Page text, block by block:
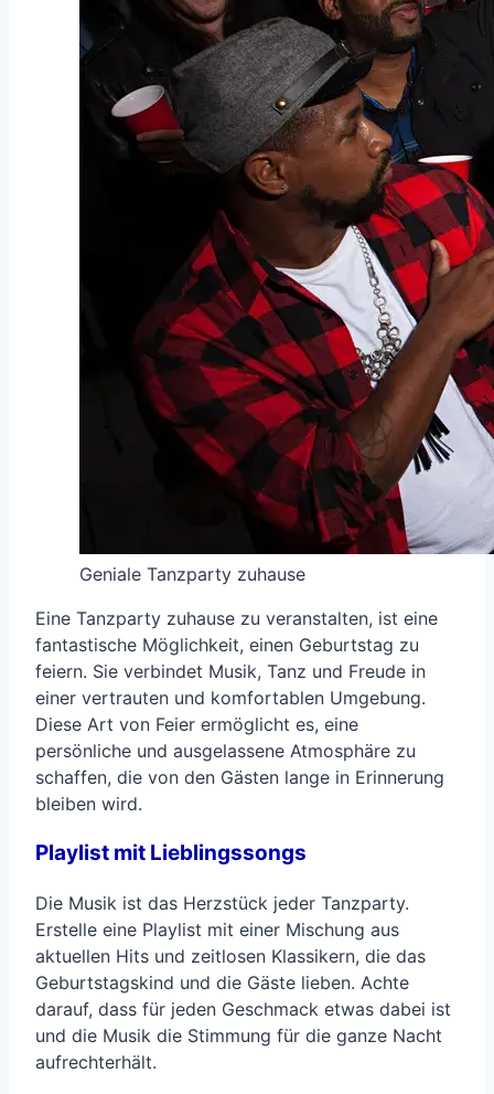
Geniale Tanzparty zuhause
Eine Tanzparty zuhause zu veranstalten, ist eine
fantastische Möglichkeit, einen Geburtstag zu
feiern. Sie verbindet Musik, Tanz und Freude in
einer vertrauten und komfortablen Umgebung.
Diese Art von Feier ermöglicht es, eine
persönliche und ausgelassene Atmosphäre zu
schaffen, die von den Gästen lange in Erinnerung
bleiben wird.
Playlist mit Lieblingssongs
Die Musik ist das Herzstück jeder Tanzparty.
Erstelle eine Playlist mit einer Mischung aus
aktuellen Hits und zeitlosen Klassikern, die das
Geburtstagskind und die Gäste lieben. Achte
darauf, dass für jeden Geschmack etwas dabei ist
und die Musik die Stimmung für die ganze Nacht
aufrechterhält.